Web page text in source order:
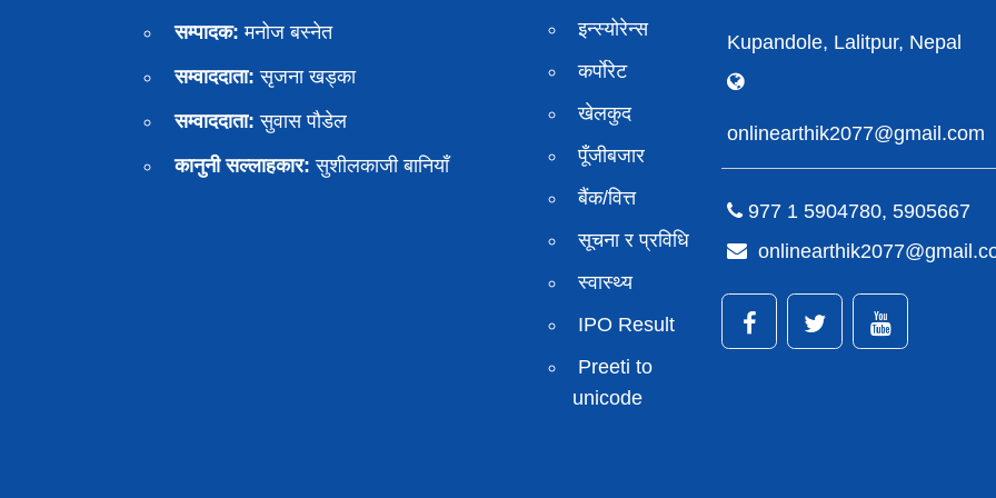
सम्पादक: मनोज बस्नेत
सम्वाददाता: सृजना खड्का
सम्वाददाता: सुवास पाैडेल
कानुनी सल्लाहकार: सुशीलकाजी बानियाँ
इन्स्योरेन्स
कर्पाेरेट
खेलकुद
पूँजीबजार
बैंक/वित्त
सूचना र प्रविधि
स्वास्थ्य
IPO Result
Preeti to
unicode
Kupandole, Lalitpur, Nepal
onlinearthik2077@gmail.com
977 1 5904780, 5905667